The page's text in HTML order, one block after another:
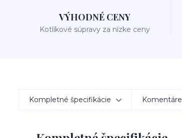
VÝHODNÉ CENY
Kotlíkové súpravy za nízke ceny
Kompletné špecifikácie Komentáre